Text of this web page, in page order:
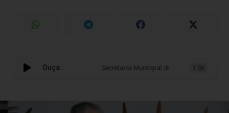
Ouça: Secretaria Municipal do Meio Ambiente
1.0x